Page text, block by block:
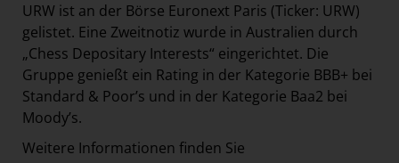
URW ist an der Börse Euronext Paris (Ticker: URW)
gelistet. Eine Zweitnotiz wurde in Australien durch
„Chess Depositary Interests“ eingerichtet. Die
Gruppe genießt ein Rating in der Kategorie BBB+ bei
Standard & Poor’s und in der Kategorie Baa2 bei
Moody’s.
Weitere Informationen finden Sie